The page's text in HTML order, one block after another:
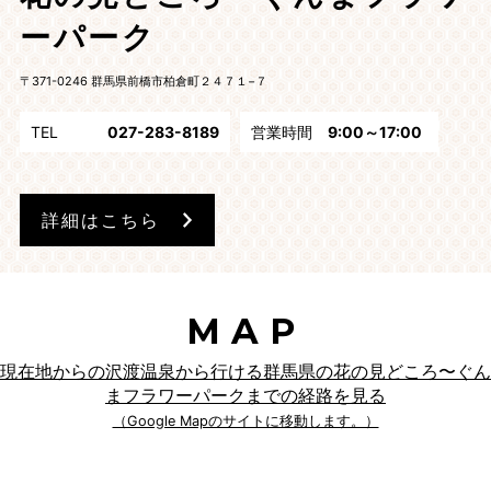
ーパーク
〒371-0246 群馬県前橋市柏倉町２４７１−７
TEL 027-283-8189 営業時間 9:00～17:00
詳細はこちら
MAP
現在地からの沢渡温泉から行ける群馬県の花の見どころ〜ぐん
まフラワーパークまでの経路を見る
（Google Mapのサイトに移動します。）